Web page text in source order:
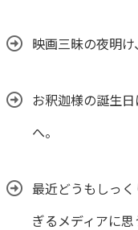
映画三昧の夜明け
お釈迦様の誕生
へ。
最近どうもしっ
ぎるメディアに思